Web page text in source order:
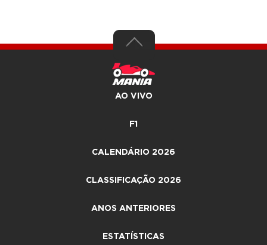
AO VIVO
F1
CALENDÁRIO 2026
CLASSIFICAÇÃO 2026
ANOS ANTERIORES
ESTATÍSTICAS